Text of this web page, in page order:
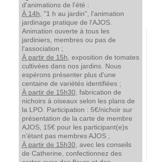
d'animations de l'été :
À 14h , "1 h au jardin", l'animation
jardinage pratique de l'AJOS.
Animation ouverte à tous les
jardiniers, membres ou pas de
l'association ;
À partir de 15h , exposition de tomates
cultivées dans nos jardins. Nous
espérons présenter plus d'une
centaine de variétés identifiées ;
À partir de 15h30, fabrication de
nichoirs à oiseaux selon les plans de
la LPO. Participation : 5€/nichoir sur
présentation de la carte de membre
AJOS, 15€ pour les participant(e)s
n’étant pas membres AJOS ;
À partir de 15h30, avec les conseils
de Catherine, confectionnez des